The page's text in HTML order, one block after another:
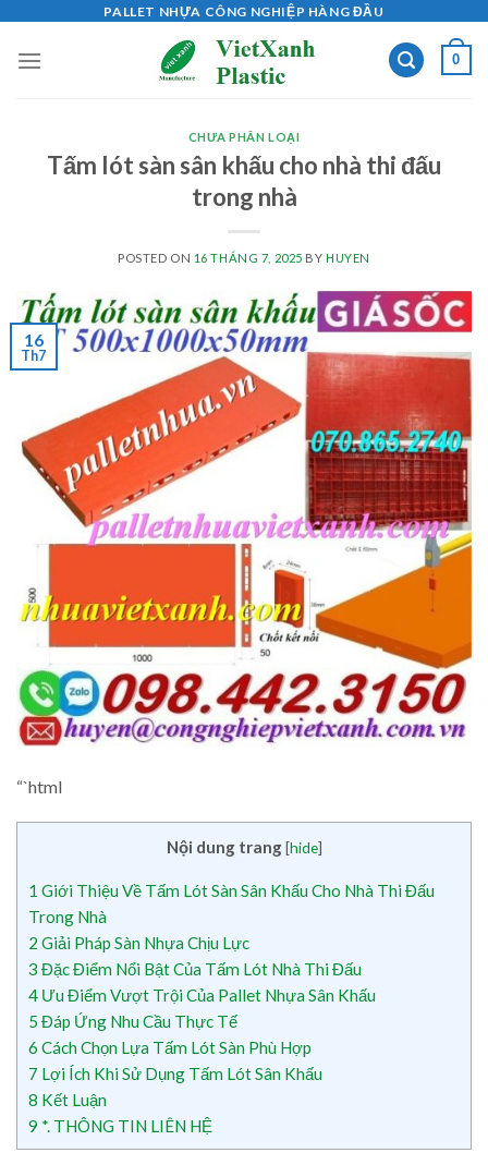
content
PALLET NHỰA CÔNG NGHIỆP HÀNG ĐẦU
0
CHƯA PHÂN LOẠI
Tấm lót sàn sân khấu cho nhà thi đấu
trong nhà
POSTED ON 16 THÁNG 7, 2025 BY HUYEN
16
Th7
“`html
Nội dung trang [hide]
1 Giới Thiệu Về Tấm Lót Sàn Sân Khấu Cho Nhà Thi Đấu
Trong Nhà
2 Giải Pháp Sàn Nhựa Chịu Lực
3 Đặc Điểm Nổi Bật Của Tấm Lót Nhà Thi Đấu
4 Ưu Điểm Vượt Trội Của Pallet Nhựa Sân Khấu
5 Đáp Ứng Nhu Cầu Thực Tế
6 Cách Chọn Lựa Tấm Lót Sàn Phù Hợp
7 Lợi Ích Khi Sử Dụng Tấm Lót Sân Khấu
8 Kết Luận
9 *. THÔNG TIN LIÊN HỆ